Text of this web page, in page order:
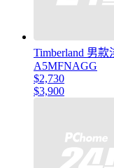
Timberland 男款
A5MFNAGG
$2,730
$3,900